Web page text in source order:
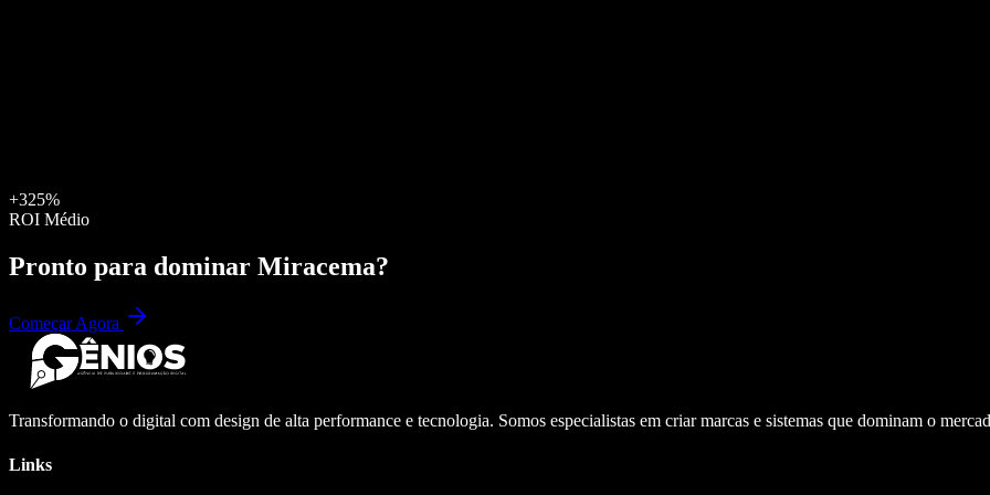
+325%
ROI Médio
Pronto para dominar Miracema?
Começar Agora
Transformando o digital com design de alta performance e tecnologia. Somos especialistas em criar marcas e sistemas que dominam o
Links